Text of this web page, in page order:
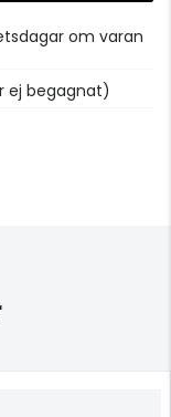
om varan
ej begagnat)